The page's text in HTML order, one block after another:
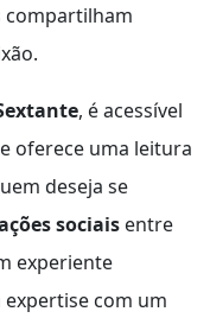
compartilham
, é acessível
oferece uma leitura
deseja se
sociais entre
experiente
com um